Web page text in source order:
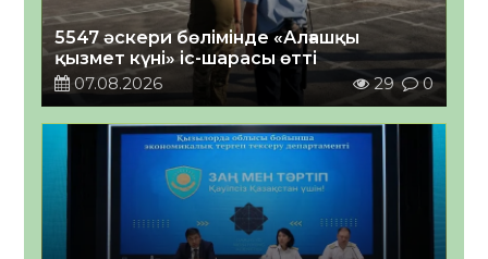
5547 әскери бөлімінде «Алғашқы
қызмет күні» іс-шарасы өтті
07.08.2026
29 0